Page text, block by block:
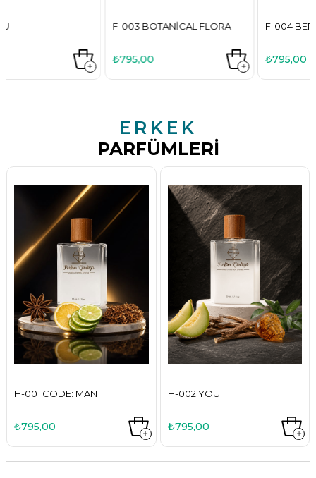
F-003 BOTANICAL FLORA F-004 BERRY BODY
ERKEK
PARFÜMLERI
H-002 YOU
₺795,00
H-003 BERRY CLASSY
₺795,00